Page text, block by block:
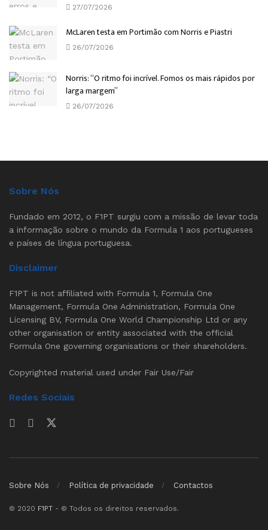
27/07/2026
McLaren testa em Portimão com Norris e Piastri
26/07/2026
Norris: “O ritmo foi incrível. Fomos os mais rápidos por
larga margem”
26/07/2026
Sobre Nós
Fundado em 2012, o F1PT surgiu com a missão de levar toda
a informação sobre o mundo da Formula 1 aos portugueses
e países de língua portuguesa.
Disclaimer
F1PT is not affiliated with Formula 1, Formula One
Management, Formula One Administration, Formula One
Licensing BV, Formula One World Championship Ltd or any
other organisation or entity associated with the official
Formula One governing organisations or their shareholders.
Copyrighted material used under Fair Use/Fair
Redes Sociais
Sobre Nós Política de privacidade Contactos
© 2020 F1PT - © Todos os direitos reservados.